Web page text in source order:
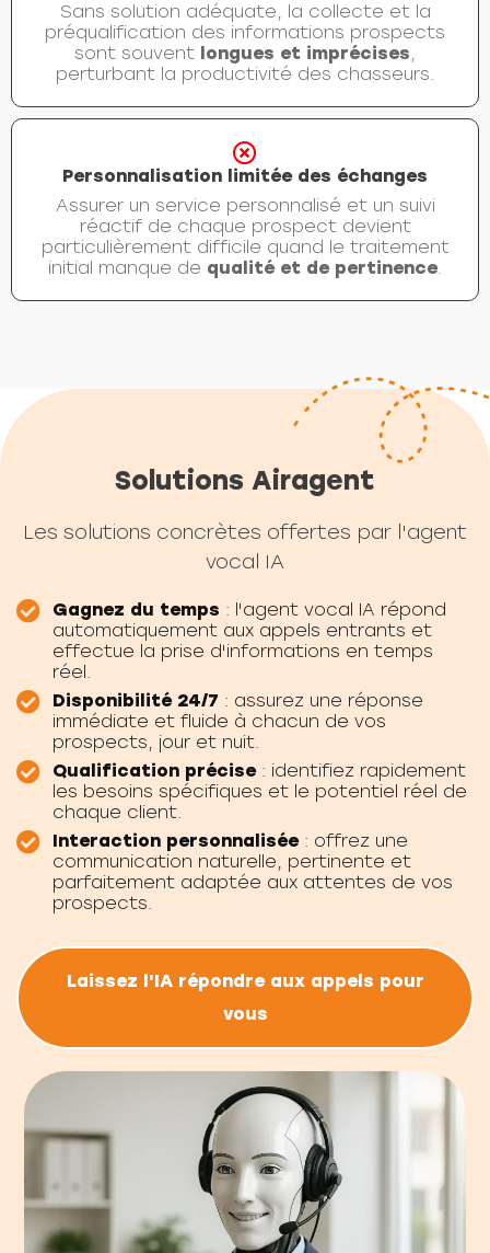
Sans solution adéquate, la collecte et la
préqualification des informations prospects
sont souvent longues et imprécises,
perturbant la productivité des chasseurs.
Personnalisation limitée des échanges
Assurer un service personnalisé et un suivi
réactif de chaque prospect devient
particulièrement difficile quand le traitement
initial manque de qualité et de pertinence.
Solutions Airagent
Les solutions concrètes offertes par l'agent
vocal IA
Gagnez du temps : l'agent vocal IA répond
automatiquement aux appels entrants et
effectue la prise d'informations en temps
réel.
Disponibilité 24/7 : assurez une réponse
immédiate et fluide à chacun de vos
prospects, jour et nuit.
Qualification précise: identifiez rapidement
les besoins spécifiques et le potentiel réel de
chaque client.
Interaction personnalisée: offrez une
communication naturelle, pertinente et
parfaitement adaptée aux attentes de vos
prospects.
Laissez l'IA répondre aux appels pour
vous